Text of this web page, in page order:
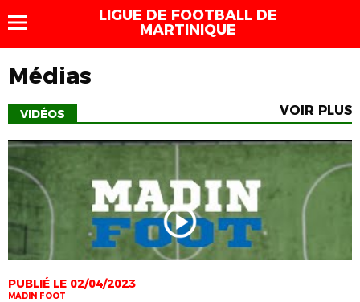
LIGUE DE FOOTBALL DE
MARTINIQUE
Médias
VIDÉOS VOIR PLUS
PUBLIÉ LE 02/04/2023
MADIN FOOT